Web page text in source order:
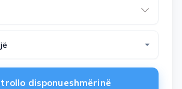
disponueshmërinë